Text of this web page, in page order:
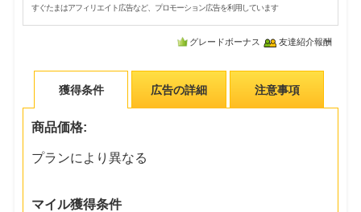
すぐたまはアフィリエイト広告など、プロモーション広告を利用しています
グレードボーナス 友達紹介報酬
獲得条件 広告の詳細 注意事項
商品価格:
プランにより異なる
マイル獲得条件